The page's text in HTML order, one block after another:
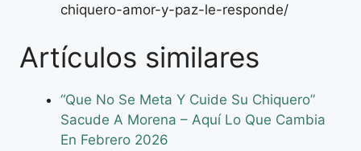
chiquero-amor-y-paz-le-responde/
Artículos similares
“Que No Se Meta Y Cuide Su Chiquero”
Sacude A Morena – Aquí Lo Que Cambia
En Febrero 2026